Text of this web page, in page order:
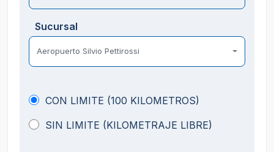
Sucursal
Aeropuerto Silvio Pettirossi
CON LIMITE (100 KILOMETROS)
SIN LIMITE (KILOMETRAJE LIBRE)